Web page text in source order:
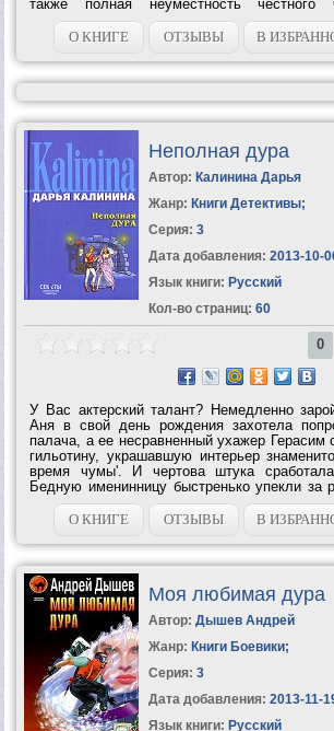
также полная неуместность
следователя. Добиваясь истины, он теряет
по службе. Сквозь...
О КНИГЕ ОТЗЫВЫ В
Неполная дура
Автор: Калинина Дарья
Жанр: Книги Детективы;
Серия: 3
Дата добавления: 2013-10-
Язык книги: Русский
Кол-во страниц: 60
0
У Вас актерский талант? Немедленно
Аня в свой день рождения захотела
палача, а ее несравненный ухажер Герасим
гильотину, украшавшую интерьер
время чумы'. И чертова штука
Бедную именинницу быстренько упекли за
подруги Анечки - сыщицы-любительницы
помочь страдалице....
О КНИГЕ ОТЗЫВЫ В
Моя любимая дура
Автор: Дышев Андрей
Жанр: Книги Боевики;
Серия: 3
Дата добавления: 2013-11-
Язык книги: Русский